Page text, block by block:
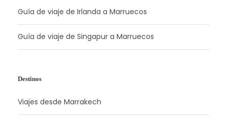
Guía de viaje de Irlanda a Marruecos
Guía de viaje de Singapur a Marruecos
Destinos
Viajes desde Marrakech